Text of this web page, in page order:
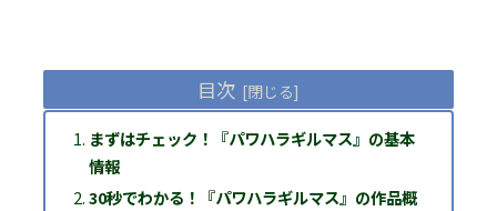
目次
まずはチェック！『パワハラギルマス』の基本
情報
30秒でわかる！『パワハラギルマス』の作品概